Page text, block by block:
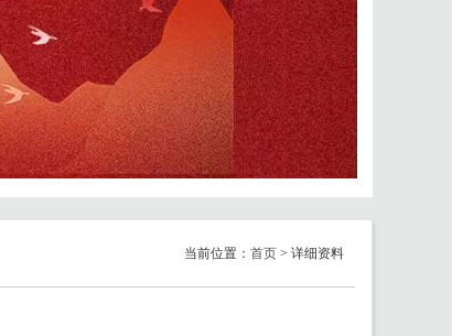
当前位置： 首页 > 详细资料